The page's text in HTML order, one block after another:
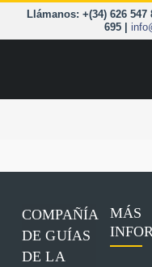
Saltar
contenido
Llámanos: +(34) 626 547
695 |
COMPAÑÍA
DE GUÍAS
DE LA
MÁS